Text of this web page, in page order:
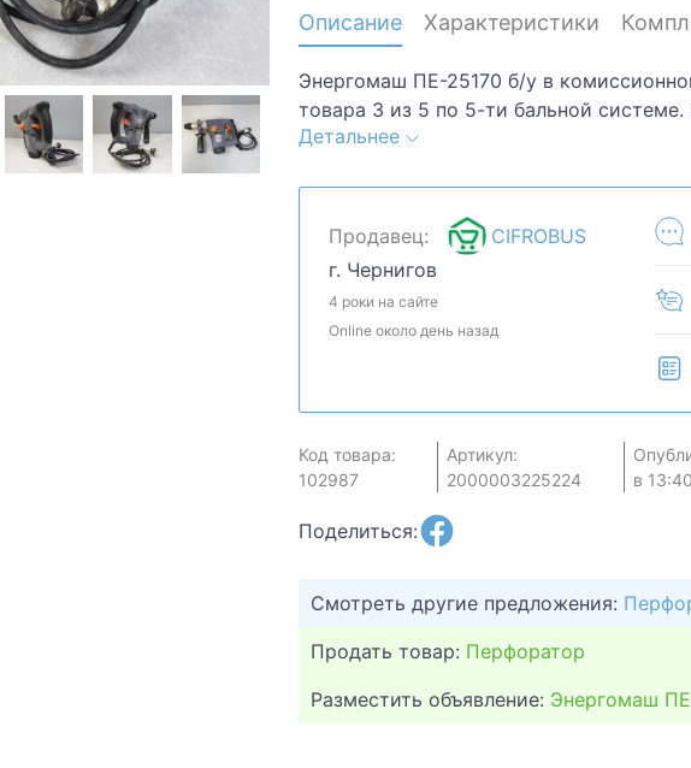
Описание Характеристики
Энергомаш ПЕ-25170 б/у в
товара 3 из 5 по 5-ти бальной
царапины. Грязь..Хотите скидку?
комплектацию у менеджера. Товар
магазине.
Детальнее
Продавец:
CIFROBUS
г. Чернигов
4 роки на сайте
Online около день назад
Код товара:
102987
Артикул:
2000003225224
в 13:40
Поделиться:
Смотреть другие предложения:
Продать товар: Перфоратор
Разместить объявление: Энергомаш